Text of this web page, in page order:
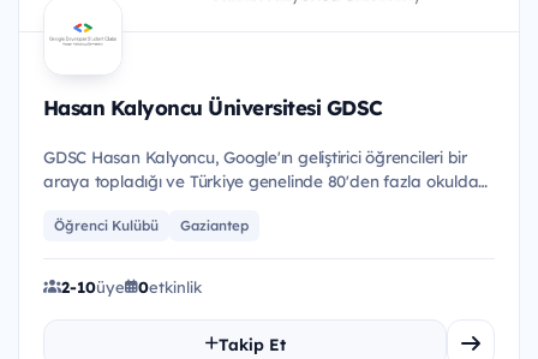
Hasan Kalyoncu Üniversitesi GDSC
GDSC Hasan Kalyoncu, Google'ın geliştirici öğrencileri bir
araya topladığı ve Türkiye genelinde 80'den fazla okulda
Öğrenci Kulübü Gaziantep
2-10üye 0etkinlik
Takip Et